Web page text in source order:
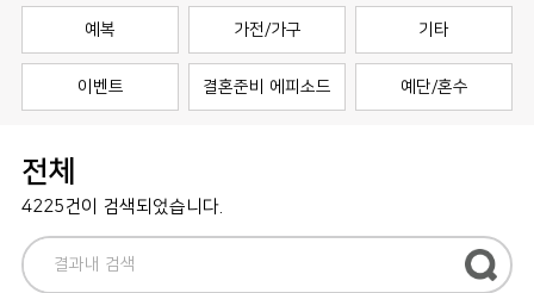
예복 가전/가구 기타
이벤트 결혼준비 에피소드 예단/혼수
전체
4225건이 검색되었습니다.